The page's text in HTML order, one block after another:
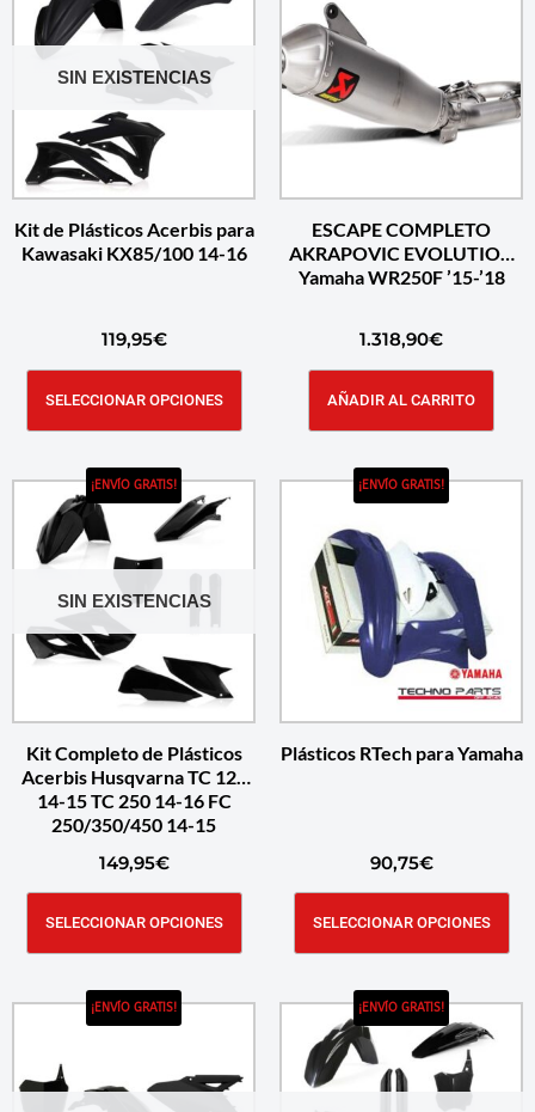
SIN EXISTENCIAS
Kit de Plásticos Acerbis para
Kawasaki KX85/100 14-16
119,95€
SELECCIONAR OPCIONES
ESCAPE COMPLETO
AKRAPOVIC EVOLUTION
Yamaha WR250F ’15-’18
1.318,90€
AÑADIR AL CARRITO
SIN EXISTENCIAS
¡ENVÍO GRATIS!
Kit Completo de Plásticos
Acerbis Husqvarna TC 125
14-15 TC 250 14-16 FC
250/350/450 14-15
149,95€
SELECCIONAR OPCIONES
¡ENVÍO GRATIS!
Plásticos RTech para Yamaha
90,75€
SELECCIONAR OPCIONES
¡ENVÍO GRATIS! ¡ENVÍO GRATIS!